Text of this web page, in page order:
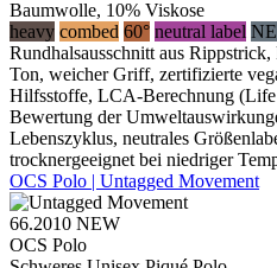
Baumwolle, 10% Viskose
heavy combed 60° neutral label
Rundhalsausschnitt aus
Ton, weicher Griff, zertifizierte
Hilfsstoffe, LCA-Berechnung (Life
Bewertung der
Lebenszyklus, neutrales
trocknergeeignet bei niedriger
OCS Polo | Untagged Movement
66.2010 NEW
OCS Polo